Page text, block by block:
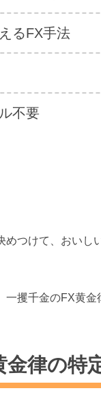
るFX手法
不要
めつけて、おいし
攫千金のFX黄
金律の特